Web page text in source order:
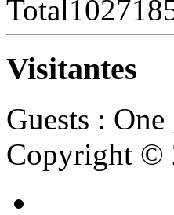
Total
Visitantes
Guests :
Copyright ©